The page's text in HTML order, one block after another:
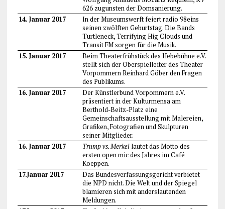
626 zugunsten der Domsanierung.
14. Januar 2017
In der Museumswerft feiert radio 98eins
seinen zwölften Geburtstag. Die Bands
Turtleneck, Terrifying Hig Clouds und
Transit FM sorgen für die Musik.
15. Januar 2017
Beim Theaterfrühstück des Hebebühne e.V.
stellt sich der Oberspielleiter des Theater
Vorpommern Reinhard Göber den Fragen
des Publikums.
16. Januar 2017
Der Künstlerbund Vorpommern e.V.
präsentiert in der Kulturmensa am
Berthold-Beitz-Platz eine
Gemeinschaftsausstellung mit Malereien,
Grafiken, Fotografien und Skulpturen
seiner Mitglieder.
16. Januar 2017
Trump vs. Merkellautet das Motto des
ersten open mic des Jahres im Café
Koeppen.
17.Januar 2017
Das Bundesverfassungsgericht verbietet
die NPD nicht. Die Welt und der Spiegel
blamieren sich mit anderslautenden
Meldungen.